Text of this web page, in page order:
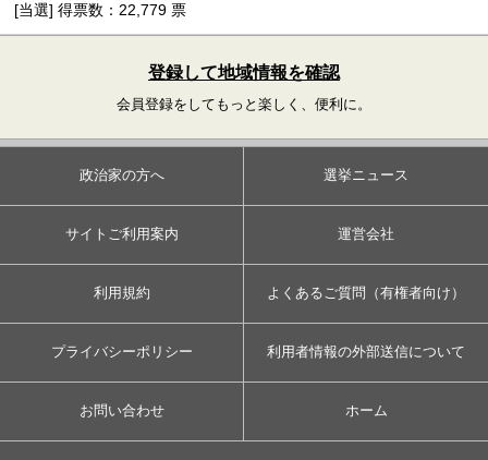
[当選] 得票数：22,779 票
登録して地域情報を確認
会員登録をしてもっと楽しく、便利に。
政治家の方へ 選挙ニュース
サイトご利用案内 運営会社
利用規約 よくあるご質問（有権者向け）
プライバシーポリシー 利用者情報の外部送信について
お問い合わせ ホーム